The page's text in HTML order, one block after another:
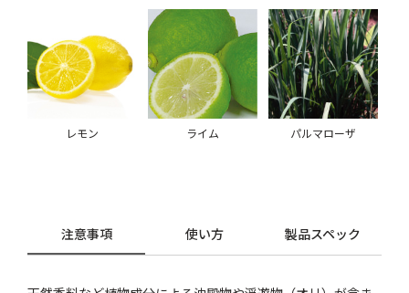
レモン ライム パルマローザ
注意事項 使い方 製品スペック